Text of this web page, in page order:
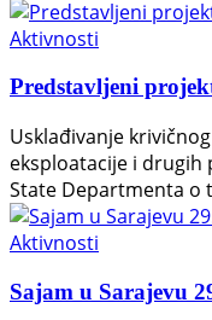
Aktivnosti
Predstavljeni
Usklađivanje
eksploatacije i drugih
State Departmenta o
Aktivnosti
Sajam u Sarajevu